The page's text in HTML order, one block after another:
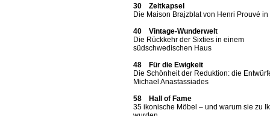
30 Zeitkapsel
Die Maison Brajzblat von Henri Prouvé in
40 Vintage-Wunderwelt
Die Rückkehr der Sixties in einem
südschwedischen Haus
48 Für die Ewigkeit
Die Schönheit der Reduktion: die
Michael Anastassiades
58 Hall of Fame
35 ikonische Möbel – und warum sie zu